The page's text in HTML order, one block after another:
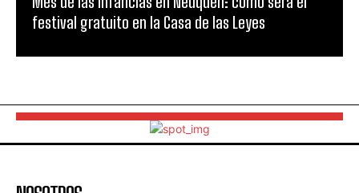
festival gratuito en la Casa de las Leyes